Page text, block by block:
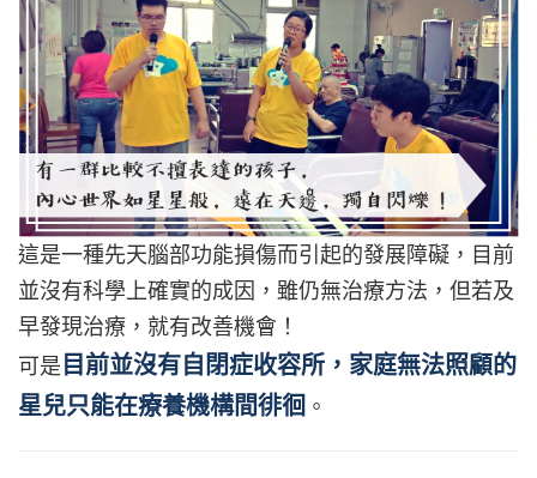
這是一種先天腦部功能損傷而引起的發展障礙，目前
並沒有科學上確實的成因，雖仍無治療方法，但若及
早發現治療，就有改善機會！
可是 目前並沒有自閉症收容所，家庭無法照顧的
星兒只能在療養機構間徘徊 。